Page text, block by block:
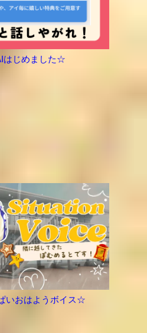
はじめました☆
いおはようボイス☆